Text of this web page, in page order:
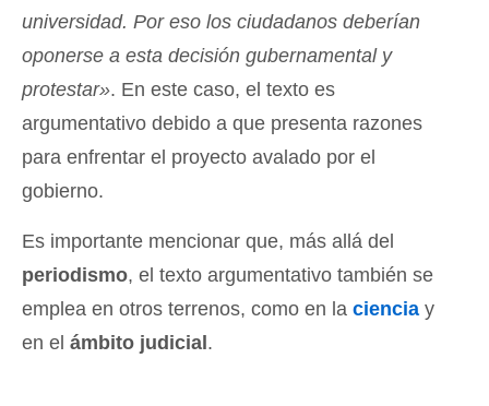
universidad. Por eso los ciudadanos deberían
oponerse a esta decisión gubernamental y
protestar». En este caso, el texto es
argumentativo debido a que presenta razones
para enfrentar el proyecto avalado por el
gobierno.
Es importante mencionar que, más allá del
periodismo, el texto argumentativo también se
emplea en otros terrenos, como en la ciencia y
en el ámbito judicial.